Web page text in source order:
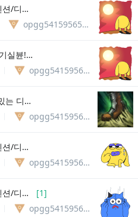
😄😄 칼바람나락 하실뷴 텐션/디코 필슈 😄😄
opgg541595654291
잼바람나락 디코하면서 즐기실뷴!! 3/5 선착슌
opgg541595654291
↓ 밑에사람보다 무조건 재밌는 디코칼바파티
opgg541595654291
😄😄 칼바람나락 하실뷴 텐션/디코 필슈 😄😄
opgg541595654291
😄😄 잼바람나락 하실뷴 텐션/디코 필슈 😄😄 [1]
opgg541595654291